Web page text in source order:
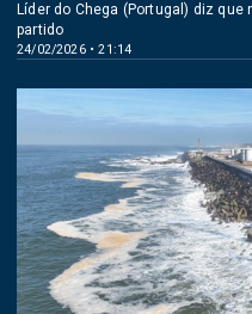
24/02/2026 • 21:14
Líder do Chega (Portugal) diz
partido